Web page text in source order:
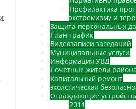
Профилактика
экстремизму и
Защита персональных
План-график
Видеозаписи заседаний
Муниципальные услуги
Информация УВД
Почетные жители района
Капитальный ремонт
экологическая
Ограждающие
2014